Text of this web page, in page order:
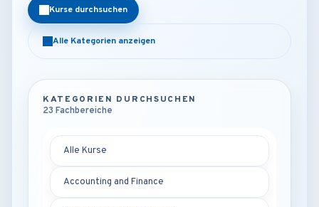
Kurse durchsuchen
Alle Kategorien anzeigen
KATEGORIEN DURCHSUCHEN
23 Fachbereiche
Alle Kurse
Accounting and Finance